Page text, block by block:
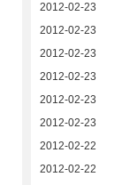
2012-02-23
2012-02-23
2012-02-23
2012-02-23
2012-02-23
2012-02-23
2012-02-22
2012-02-22